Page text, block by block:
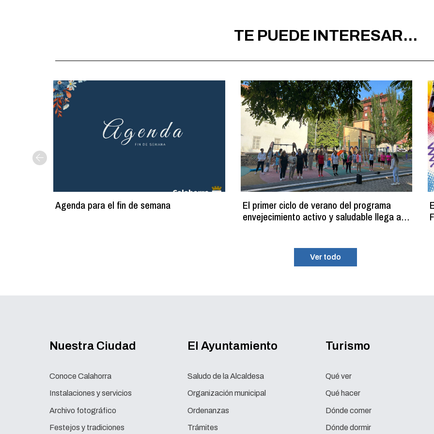
TE PUEDE INTERESAR...
Agenda para el fin de semana
El primer ciclo de verano del programa
envejecimiento activo y saludable llega a
Ver todo
Nuestra Ciudad
Conoce Calahorra
Instalaciones y servicios
Archivo fotográfico
Festejos y tradiciones
El Ayuntamiento
Saludo de la Alcaldesa
Organización municipal
Ordenanzas
Trámites
Turismo
Qué ver
Qué hacer
Dónde comer
Dónde dormir